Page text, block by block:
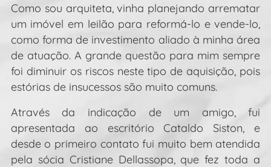
Como sou arquiteta, vinha planejando arrematar
um imóvel em leilão para reformá-lo e vende-lo,
como forma de investimento aliado à minha área
de atuação. A grande questão para mim sempre
foi diminuir os riscos neste tipo de aquisição, pois
estórias de insucessos são muito comuns.
Através da indicação de um amigo, fui
apresentada ao escritório Cataldo Siston, e
desde o primeiro contato fui muito bem atendida
pela sócia Cristiane Dellassopa, que fez toda a